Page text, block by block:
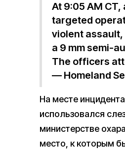
At 9:05 AM
targeted
violent assault,
a 9 mm semi-
The officers
— Homeland
На месте
использовался
министерстве
место, к которым